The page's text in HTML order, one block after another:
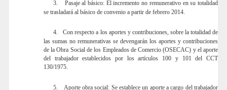
3.
Pasaje al básico: El incremento no remunerativo en su totalidad
se trasladará al básico de convenio a partir de febrero 2014.
4.
Con respecto a los aportes y contribuciones, sobre la totalidad de
las sumas no remunerativas se devengarán los aportes y contribuciones
de la Obra Social de los Empleados de Comercio (OSECAC) y el aporte
del trabajador establecidos por los artículos 100 y 101 del CCT
130/1975.
5.
Aporte obra social: Se establece un aporte a cargo del trabajador